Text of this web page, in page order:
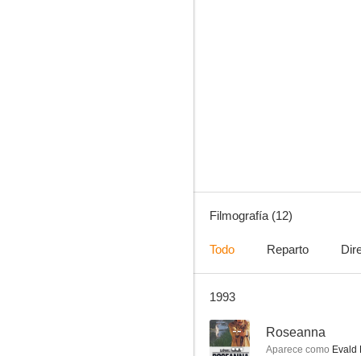
Filmografía (12)
Todo Reparto
1993
-- Roseanna
Aparece como Evald